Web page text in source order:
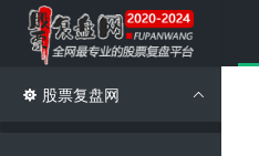
股票复盘网